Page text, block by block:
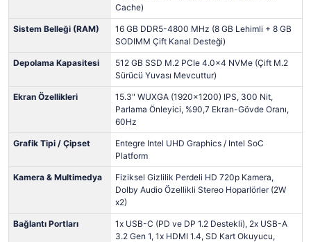
Cache)
Sistem Belleği (RAM)
16 GB DDR5-4800 MHz (8 GB Lehimli + 8 GB
SODIMM Çift Kanal Desteği)
Depolama Kapasitesi
512 GB SSD M.2 PCIe 4.0x4 NVMe (Çift M.2
Sürücü Yuvası Mevcuttur)
Ekran Özellikleri
15.3" WUXGA (1920x1200) IPS, 300 Nit,
Parlama Önleyici, %90,7 Ekran-Gövde Oranı,
60Hz
Grafik Tipi / Çipset
Entegre Intel UHD Graphics / Intel SoC
Platform
Kamera & Multimedya
Fiziksel Gizlilik Perdeli HD 720p Kamera,
Dolby Audio Özellikli Stereo Hoparlörler (2W
x2)
Bağlantı Portları
1x USB-C (PD ve DP 1.2 Destekli), 2x USB-A
3.2 Gen 1, 1x HDMI 1.4, SD Kart Okuyucu,